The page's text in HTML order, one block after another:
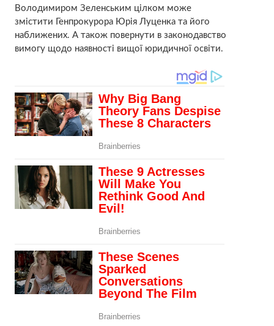
Володимиром Зеленським цілком може
змістити Генпрокурора Юрія Луценка та його
наближених. А також повернути в законодавство
вимогу щодо наявності вищої юридичної освіти.